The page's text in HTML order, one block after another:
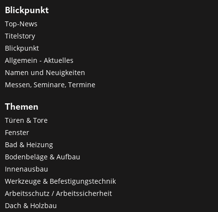
Blickpunkt
Top-News
Titelstory
Blickpunkt
Allgemein - Aktuelles
Namen und Neuigkeiten
Messen, Seminare, Termine
Themen
Türen & Tore
Fenster
Bad & Heizung
Bodenbeläge & Aufbau
Innenausbau
Werkzeuge & Befestigungstechnik
Arbeitsschutz / Arbeitssicherheit
Dach & Holzbau